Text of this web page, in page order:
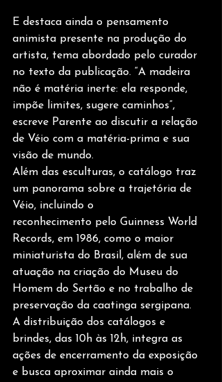
E destaca ainda o pensamento
animista presente na produção do
artista, tema abordado pelo curador
no texto da publicação. “A madeira
não é matéria inerte: ela responde,
impõe limites, sugere caminhos”,
escreve Parente ao discutir a relação
de Véio com a matéria-prima e sua
visão de mundo.
Além das esculturas, o catálogo traz
um panorama sobre a trajetória de
Véio, incluindo o
reconhecimento pelo Guinness World
Records, em 1986, como o maior
miniaturista do Brasil, além de sua
atuação na criação do Museu do
Homem do Sertão e no trabalho de
preservação da caatinga sergipana.
A distribuição dos catálogos e
brindes, das 10h às 12h, integra as
ações de encerramento da exposição
e busca aproximar ainda mais o